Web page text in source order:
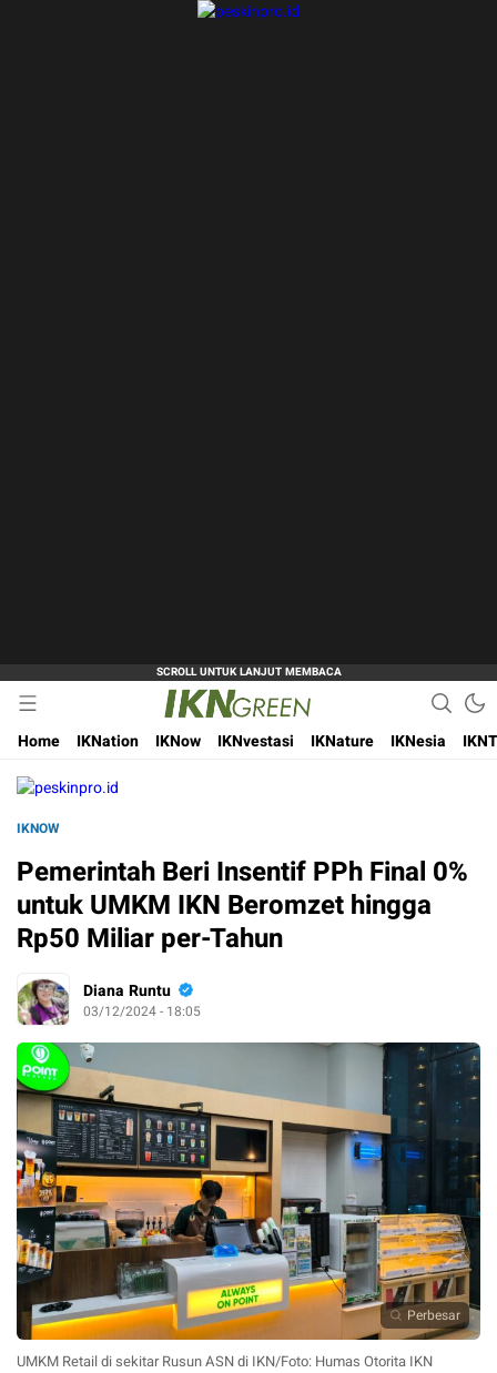
IKN Green
Hijaukan Nusantara Bangun Ibu Kota
Home
IKNation IKNow IKNvestasi IKNature IKNesia
IKNOW
Pemerintah Beri Insentif PPh Final 0%
untuk UMKM IKN Beromzet hingga
Rp50 Miliar per-Tahun
Diana Runtu
03/12/2024 - 18:05
Perbesar
UMKM Retail di sekitar Rusun ASN di IKN/Foto: Humas Otorita IKN